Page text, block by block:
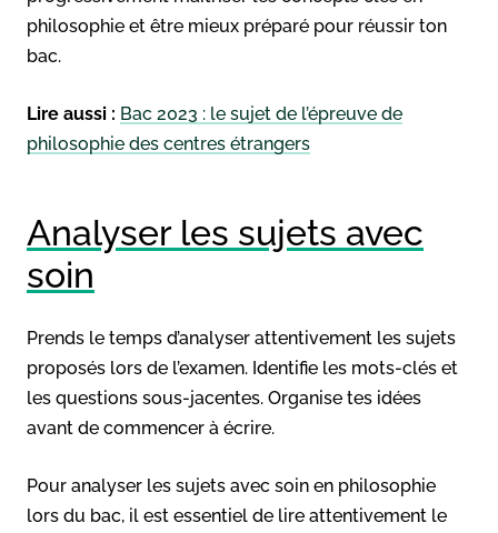
philosophie et être mieux préparé pour réussir ton
bac.
Lire aussi : Bac 2023 : le sujet de l’épreuve de
philosophie des centres étrangers
Analyser les sujets avec
soin
Prends le temps d’analyser attentivement les sujets
proposés lors de l’examen. Identifie les mots-clés et
les questions sous-jacentes. Organise tes idées
avant de commencer à écrire.
Pour analyser les sujets avec soin en philosophie
lors du bac, il est essentiel de lire attentivement le